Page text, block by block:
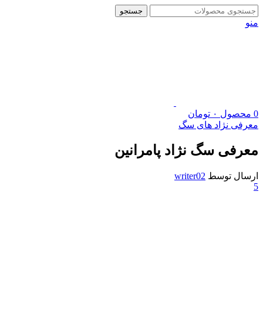
جستجو
منو
0 محصول ۰ تومان
معرفی نژاد های سگ
معرفی سگ نژاد پامرانین
ارسال توسط writer02
5